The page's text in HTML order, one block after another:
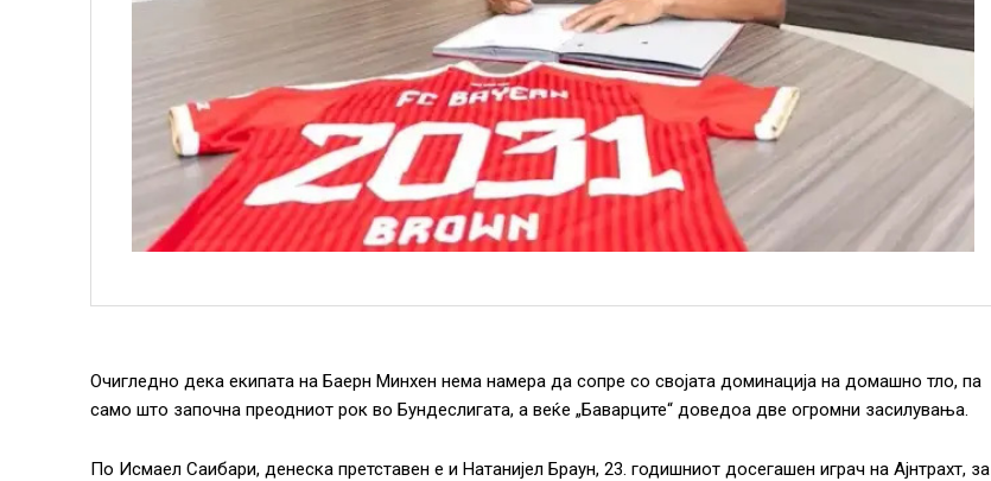
Очигледно дека екипата на Баерн Минхен нема намера да сопре со својата доминација на домашно тло, па
само што започна преодниот рок во Бундеслигата, а веќе „Баварците“ доведоа две огромни засилувања.
По Исмаел Саибари, денеска претставен е и Натанијел Браун, 23. годишниот досегашен играч на Ајнтрахт, за